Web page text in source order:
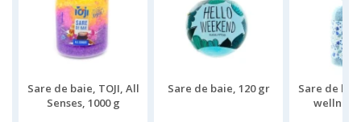
Sare de baie, TOJI, All
Senses, 1000 g
Sare de baie, 120 gr
Sare de